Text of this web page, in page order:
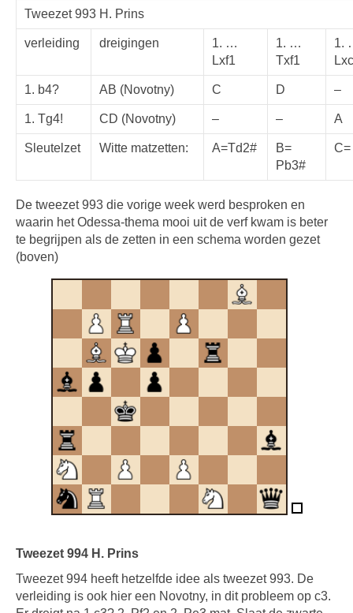
Tweezet 993 H. Prins
verleiding dreigingen
1. …
Lxf1
1. …
Txf1
1.
1. b4? AB (Novotny) C D –
1. Tg4! CD (Novotny) – – A
Sleutelzet Witte matzetten: A=Td2#
B=
Pb3#
C=
De tweezet 993 die vorige week werd besproken en
waarin het Odessa-thema mooi uit de verf kwam is beter
te begrijpen als de zetten in een schema worden gezet
(boven)
Tweezet 994 H. Prins
Tweezet 994 heeft hetzelfde idee als tweezet 993. De
verleiding is ook hier een Novotny, in dit probleem op c3.